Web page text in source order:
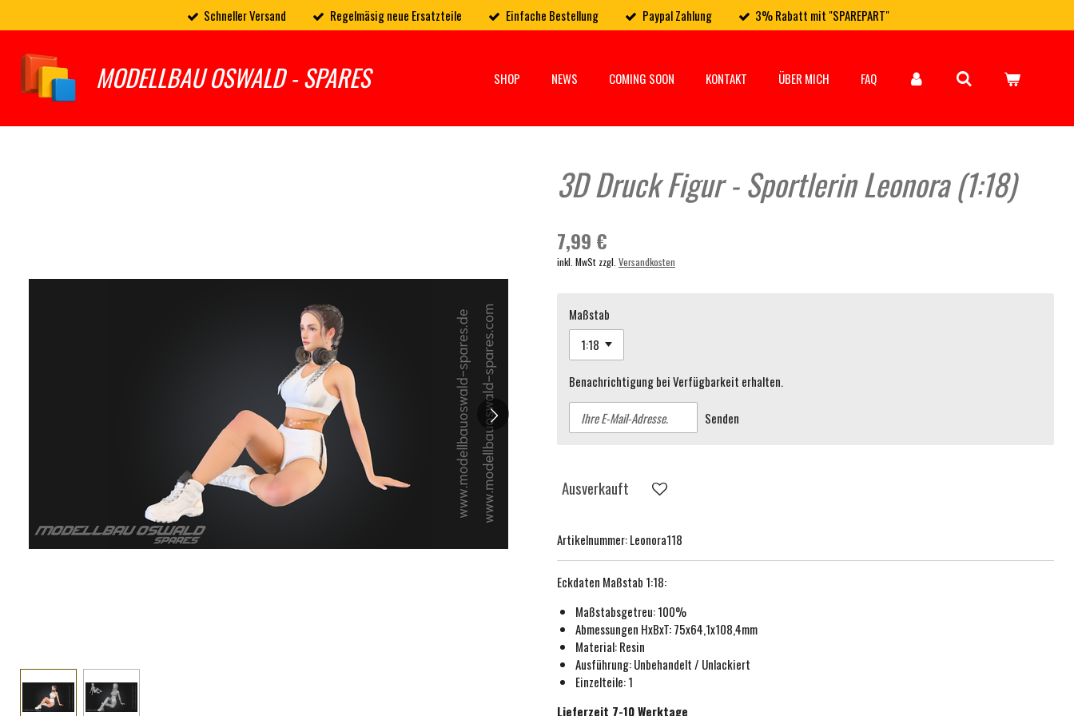
Hauptinhalt
springen
Schneller Versand Regelmäsig neue Ersatzteile Einfache Bestellung Paypal Zahlung 3% Rabatt mit "SPAREPART"
MODELLBAU OSWALD - SPARES SHOP NEWS COMING SOON KONTAKT ÜBER MICH FAQ
3D Druck Figur - Sportlerin Leonora (1:18)
7,99 €
inkl. MwSt zzgl. Versandkosten
Maßstab
Benachrichtigung bei Verfügbarkeit erhalten.
Senden
Ausverkauft
Artikelnummer:Leonora118
Eckdaten Maßstab 1:18:
Maßstabsgetreu:100%
Abmessungen HxBxT: 75x64,1x108,4mm
Material: Resin
Ausführung:Unbehandelt / Unlackiert
Einzelteile: 1
Lieferzeit 7-10 Werktage